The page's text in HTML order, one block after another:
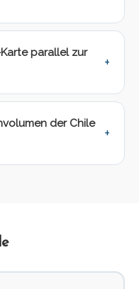
parallel zur
der Chile